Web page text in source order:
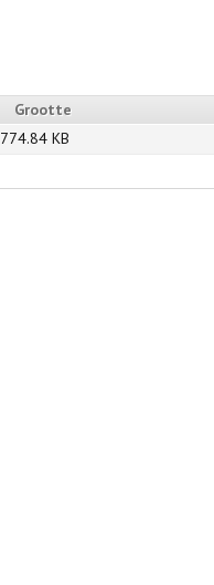
Grootte
774.84 KB